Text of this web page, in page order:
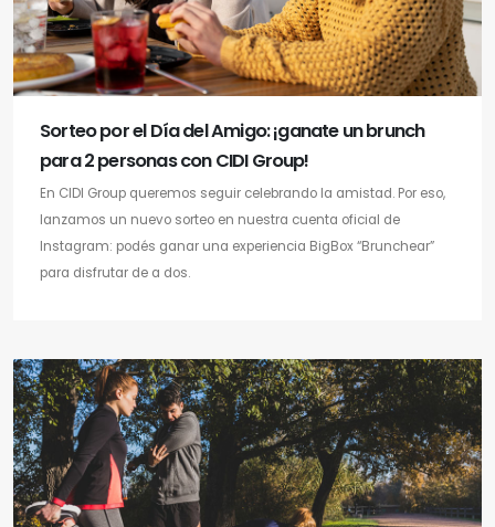
Sorteo por el Día del Amigo: ¡ganate un brunch
para 2 personas con CIDI Group!
En CIDI Group queremos seguir celebrando la amistad. Por eso,
lanzamos un nuevo sorteo en nuestra cuenta oficial de
Instagram: podés ganar una experiencia BigBox “Brunchear”
para disfrutar de a dos.